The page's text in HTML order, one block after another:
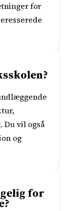
for
vil også
og
for